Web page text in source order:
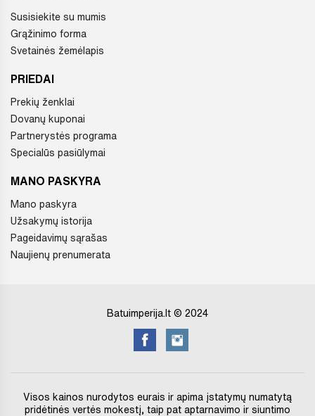
Susisiekite su mumis
Grąžinimo forma
Svetainės žemėlapis
PRIEDAI
Prekių ženklai
Dovanų kuponai
Partnerystės programa
Specialūs pasiūlymai
MANO PASKYRA
Mano paskyra
Užsakymų istorija
Pageidavimų sąrašas
Naujienų prenumerata
Batuimperija.lt © 2024
Visos kainos nurodytos eurais ir apima įstatymų numatytą
pridėtinės vertės mokestį, taip pat aptarnavimo ir siuntimo